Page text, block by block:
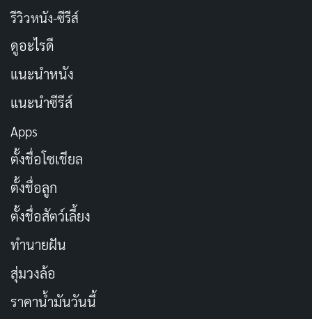
รีวิวหนัง-ซีรีส์
ดูอะไรดี
แนะนำหนัง
แนะนำซีรีส์
Apps
ตั้งชื่อโซเชียล
ตั้งชื่อลูก
ตั้งชื่อสัตว์เลี้ยง
ทำนายฝัน
สุ่มวงล้อ
ราคาน้ำมันวันนี้